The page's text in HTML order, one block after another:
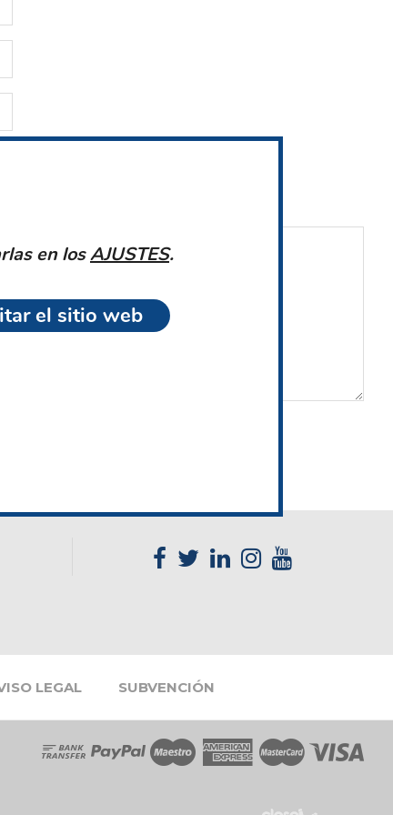
LEGAL SUBVENCIÓN
en losAJUSTES.
el sitio web